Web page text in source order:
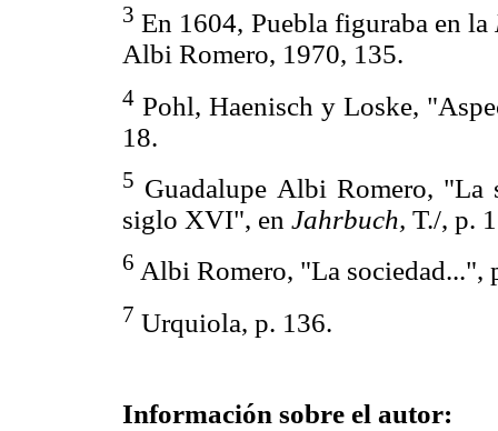
3 En 1604, Puebla figuraba en la
Albi Romero, 1970, 135.
4 Pohl, Haenisch y Loske,
18.
5 Guadalupe Albi Romero, "La
siglo XVI", en Jahrbuch, T./, p.
6 Albi Romero, "La sociedad...",
7 Urquiola, p. 136.
Información sobre el autor: